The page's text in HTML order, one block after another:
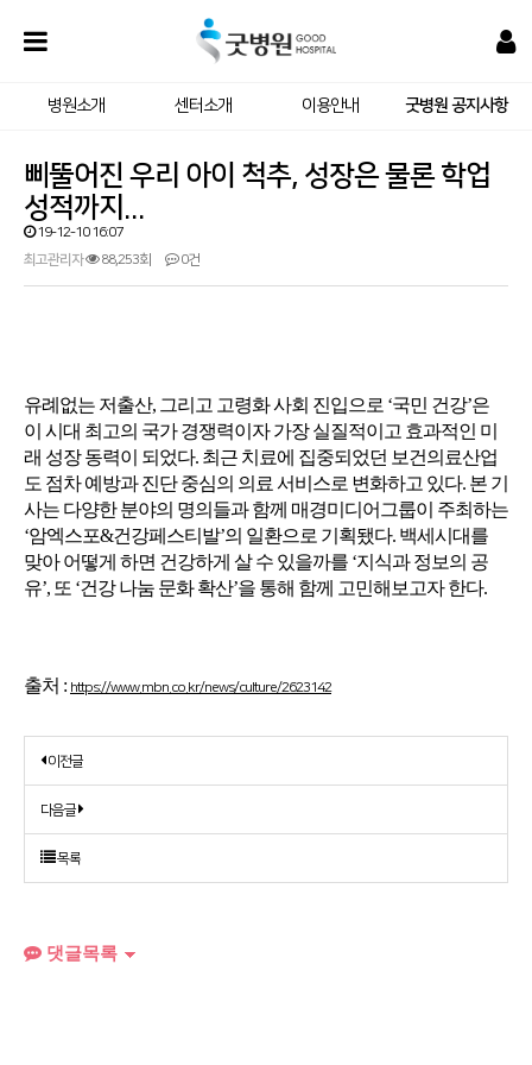
병원소개 센터소개 이용안내 굿병원 공지사항
삐뚤어진 우리 아이 척추, 성장은 물론 학업
성적까지...
19-12-10 16:07
최고관리자
88,253회 0건
유례없는 저출산, 그리고 고령화 사회 진입으로 ‘국민 건강’은
이 시대 최고의 국가 경쟁력이자 가장 실질적이고 효과적인 미
래 성장 동력이 되었다. 최근 치료에 집중되었던 보건의료산업
도 점차 예방과 진단 중심의 의료 서비스로 변화하고 있다. 본 기
사는 다양한 분야의 명의들과 함께 매경미디어그룹이 주최하는
‘암엑스포&건강페스티발’의 일환으로 기획됐다. 백세시대를
맞아 어떻게 하면 건강하게 살 수 있을까를 ‘지식과 정보의 공
유’, 또 ‘건강 나눔 문화 확산’을 통해 함께 고민해보고자 한다.
출처 : https://www.mbn.co.kr/news/culture/2623142
이전글
다음글
목록
댓글목록